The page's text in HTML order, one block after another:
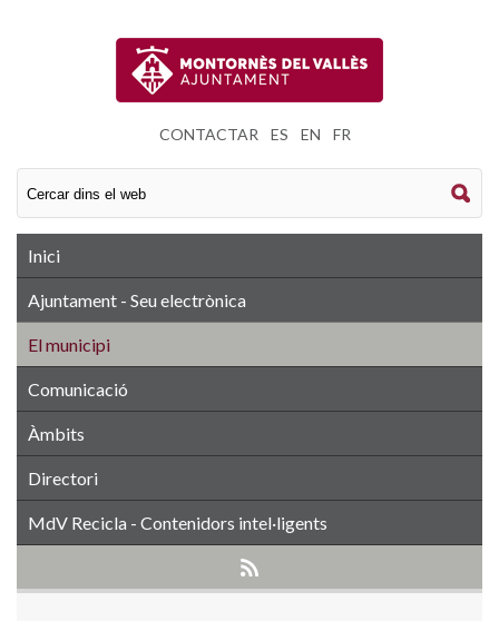
CONTACTAR ES EN FR
Inici
Ajuntament - Seu electrònica
El municipi
Comunicació
Àmbits
Directori
MdV Recicla - Contenidors intel·ligents